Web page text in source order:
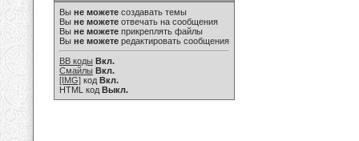
Вы не можете создавать темы
Вы не можете отвечать на сообщения
Вы не можете прикреплять файлы
Вы не можете редактировать сообщения
BB коды Вкл.
Смайлы Вкл.
[IMG] код Вкл.
HTML код Выкл.